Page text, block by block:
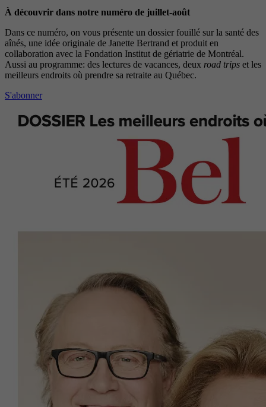
À découvrir dans notre numéro de juillet-août
Dans ce numéro, on vous présente un dossier fouillé sur la santé des
aînés, une idée originale de Janette Bertrand et produit en
collaboration avec la Fondation Institut de gériatrie de Montréal.
Aussi au programme: des lectures de vacances, deux road trips et les
meilleurs endroits où prendre sa retraite au Québec.
S'abonner